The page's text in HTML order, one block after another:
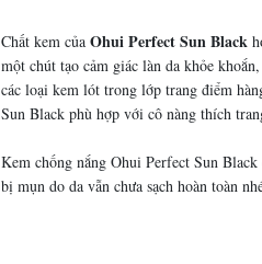
Chất kem của Ohui Perfect Sun Black
một chút tạo cảm giác làn da khỏe
các loại kem lót trong lớp trang điểm
Sun Black phù hợp với cô nàng thích
Kem chống nắng Ohui Perfect Sun
bị mụn do da vẫn chưa sạch hoàn toàn